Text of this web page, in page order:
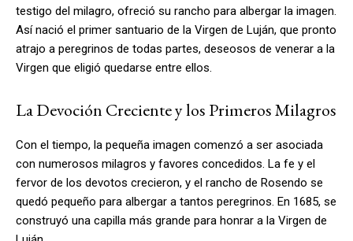
testigo del milagro, ofreció su rancho para albergar la imagen.
Así nació el primer santuario de la Virgen de Luján, que pronto
atrajo a peregrinos de todas partes, deseosos de venerar a la
Virgen que eligió quedarse entre ellos.
La Devoción Creciente y los Primeros Milagros
Con el tiempo, la pequeña imagen comenzó a ser asociada
con numerosos milagros y favores concedidos. La fe y el
fervor de los devotos crecieron, y el rancho de Rosendo se
quedó pequeño para albergar a tantos peregrinos. En 1685, se
construyó una capilla más grande para honrar a la Virgen de